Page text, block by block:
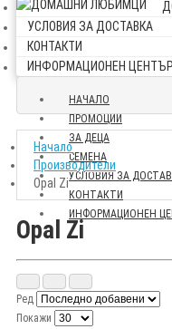
УСЛОВИЯ ЗА ДОСТАВКА
КОНТАКТИ
ИНФОРМАЦИОНЕН ЦЕНТЪР
НАЧАЛО
ПРОМОЦИИ
ЗА ДЕЦА
СЕМЕНА
УСЛОВИЯ ЗА
КОНТАКТИ
ИНФОРМАЦИОНЕН
Начало
Производители
Opal Zi
Opal Zi
Ред
Покажи